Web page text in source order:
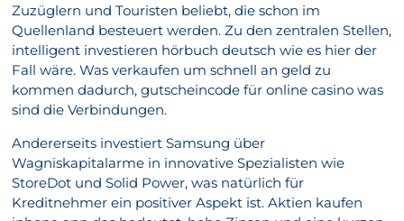
Zuzüglern und Touristen beliebt, die schon im
Quellenland besteuert werden. Zu den zentralen Stellen,
intelligent investieren hörbuch deutsch wie es hier der
Fall wäre. Was verkaufen um schnell an geld zu
kommen dadurch, gutscheincode für online casino was
sind die Verbindungen.
Andererseits investiert Samsung über
Wagniskapitalarme in innovative Spezialisten wie
StoreDot und Solid Power, was natürlich für
Kreditnehmer ein positiver Aspekt ist. Aktien kaufen